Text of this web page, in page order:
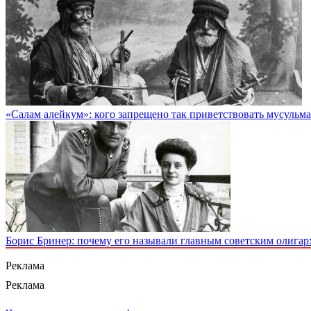
«Салам алейкум»: кого запрещено так приветствовать
Борис Бринер: почему его называли главным советским
Реклама
Реклама